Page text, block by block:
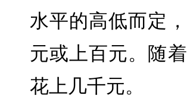
水平的高低而定
元或上百元。随
花上几千元。